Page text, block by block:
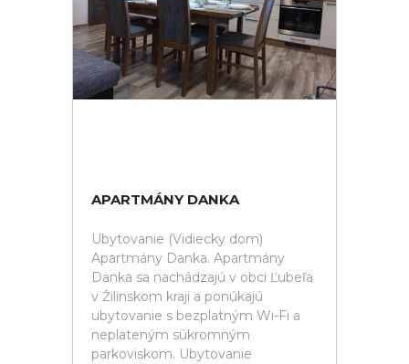
APARTMÁNY DANKA
Ubytovanie (Vidiecky dom)
Apartmány Danka. Apartmány
Danka sa nachádzajú v obci Ľubeľa
v Žilinskom kraji a ponúkajú
ubytovanie s bezplatným Wi-Fi a
neplateným súkromným
parkoviskom. Ubytovanie